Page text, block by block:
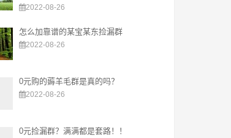
2022-08-26
怎么加靠谱的某宝某东捡漏群
2022-08-26
0元购的薅羊毛群是真的吗？
2022-08-26
0元捡漏群？满满都是套路！！